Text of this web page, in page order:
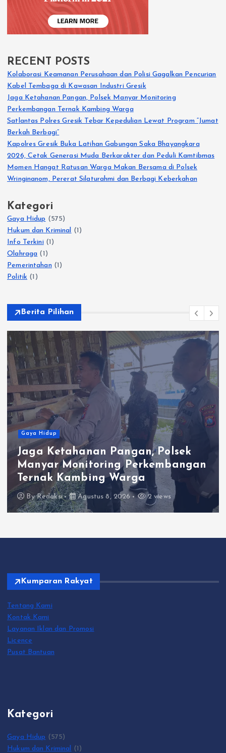
RECENT POSTS
Kolaborasi Keamanan Perusahaan dan Polisi Gagalkan Pencurian
Kabel Tembaga di Kawasan Industri Gresik
Jaga Ketahanan Pangan, Polsek Manyar Monitoring
Perkembangan Ternak Kambing Warga
Satlantas Polres Gresik Tebar Kepedulian Lewat Program “Jumat
Berkah Berbagi”
Kapolres Gresik Buka Latihan Gabungan Saka Bhayangkara
2026, Cetak Generasi Muda Berkarakter dan Peduli Kamtibmas
Momen Hangat Ratusan Warga Makan Bersama di Polsek
Wringinanom, Pererat Silaturahmi dan Berbagi Keberkahan
Kategori
Gaya Hidup (575)
Hukum dan Kriminal (1)
Info Terkini(1)
Olahraga (1)
Pemerintahan(1)
Politik (1)
Berita Pilihan
Pangan, Polsek
Monitoring Perkembangan
Kambing Warga
Agustus 8, 2026 2 views By
Kumparan Rakyat
Tentang Kami
Kontak Kami
Layanan Iklan dan Promosi
Licence
Pusat Bantuan
Kategori
Gaya Hidup (575)
Hukum dan Kriminal
(1)